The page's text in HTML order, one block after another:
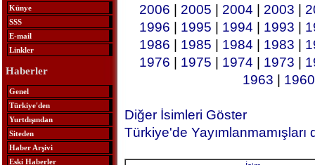
Künye
SSS
E-mail
Linkler
Haberler
Genel
Türkiye'den
Yurtdışından
Siteden
Haber Arşivi
Eski Haberler
2006
2005 2004 2003
1996
1995 1994 1993
1986
1985 1984 1983
1976
1975 1974 1973
1963
1960
Diğer İsimleri Göster
Türkiye'de Yayımlanmamışları